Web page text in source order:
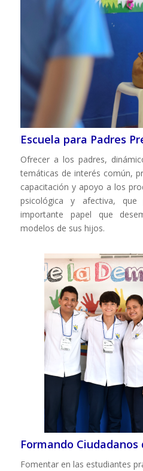
Escuela para Padres
Ofrecer a los padres,
temáticas de interés común,
capacitación y apoyo a los
psicológica y afectiva, que
importante papel que
modelos de sus hijos.
Formando Ciudadanos
Fomentar en las estudiantes